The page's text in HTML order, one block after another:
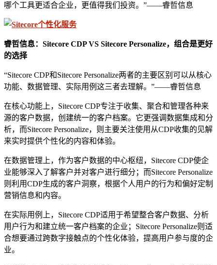
哪个工具更适合企业，更值得我们投资。”——睿哲信息
睿哲信息：Sitecore CDP VS Sitecore Personalize，组合是更好
的选择
“Sitecore CDP和Sitecore Personalize两者的主要区别可以从核心
功能、数据管理、实际用例这三者去理解。”——睿哲信息
在核心功能上，Sitecore CDP专注于收集、聚合和管理各种来
源的客户数据，创建统一的客户档案。它更强调数据集成和分
析，而Sitecore Personalize，则主要关注使用从CDP收集的见解
来实时提供个性化的内容和体验。
在数据管理上，作为客户数据的中心枢纽，Sitecore CDP使企
业能够深入了解客户并对客户进行细分；而Sitecore Personalize
则利用CDP生成的客户洞察，根据个人用户的行为和偏好定制
营销信息和内容。
在实际用例上，Sitecore CDP适用于希望整合客户数据、分析
用户行为和建立统一客户档案的企业；Sitecore Personalize则适
合想要通过跨数字接触点的个性化体验，提高用户参与度的企
业。